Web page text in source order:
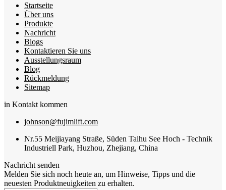
Startseite
Über uns
Produkte
Nachricht
Blogs
Kontaktieren Sie uns
Ausstellungsraum
Blog
Rückmeldung
Sitemap
in Kontakt kommen
johnson@fujimlift.com
Nr.55 Meijiayang Straße, Süden Taihu See Hoch - Technik
Industriell Park, Huzhou, Zhejiang, China
Nachricht senden
Melden Sie sich noch heute an, um Hinweise, Tipps und die
neuesten Produktneuigkeiten zu erhalten.